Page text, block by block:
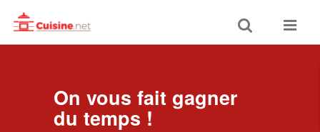
Toggle
search
Toggle
On vous fait gagner
du temps !